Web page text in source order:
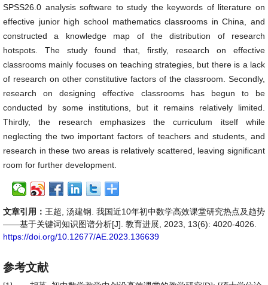
SPSS26.0 analysis software to study the keywords of literature on
effective junior high school mathematics classrooms in China, and
constructed a knowledge map of the distribution of research
hotspots. The study found that, firstly, research on effective
classrooms mainly focuses on teaching strategies, but there is a lack
of research on other constitutive factors of the classroom. Secondly,
research on designing effective classrooms has begun to be
conducted by some institutions, but it remains relatively limited.
Thirdly, the research emphasizes the curriculum itself while
neglecting the two important factors of teachers and students, and
research in these two areas is relatively scattered, leaving significant
room for further development.
文章引用： 王超, 汤建钢. 我国近10年初中数学高效课堂研究热点及趋势
——基于关键词知识图谱分析[J]. 教育进展, 2023, 13(6): 4020-4026.
https://doi.org/10.12677/AE.2023.136639
参考文献